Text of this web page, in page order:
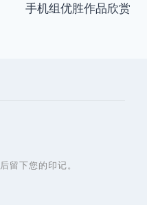
手机组优胜作品欣赏
后留下您的印记。